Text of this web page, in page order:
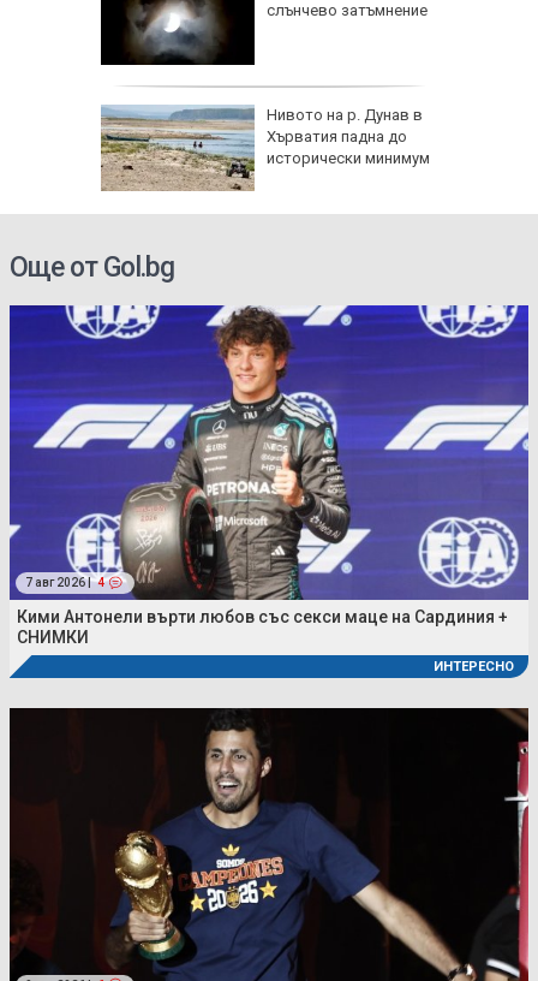
слънчево затъмнение
Нивото на р. Дунав в
Хърватия падна до
исторически минимум
Още от Gol.bg
7 авг 2026 | 4
Кими Антонели върти любов със секси маце на Сардиния +
СНИМКИ
ИНТЕРЕСНО